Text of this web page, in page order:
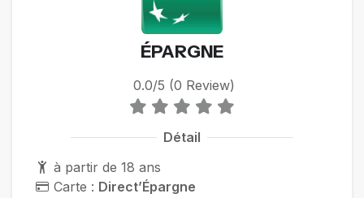
ÉPARGNE
0.0/5 (0 Review)
Détail
à partir de 18 ans
Carte : Direct’Épargne